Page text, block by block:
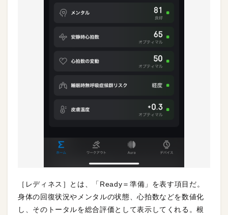
［レディネス］とは、「Ready＝準備」を表す項目だ。
身体の回復状況やメンタルの状態、心拍数などを数値化
し、そのトータルを総合評価として表示してくれる。根